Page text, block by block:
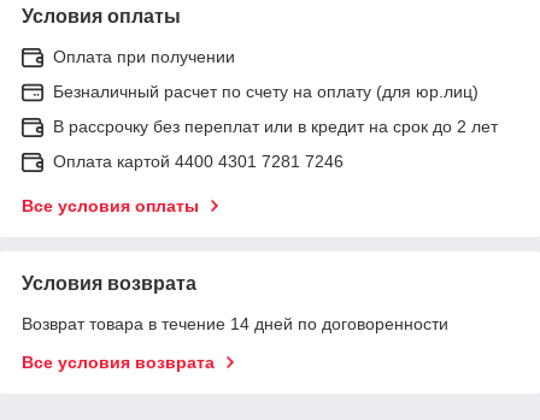
Условия оплаты
Оплата при получении
Безналичный расчет по счету на оплату (для юр.лиц)
В рассрочку без переплат или в кредит на срок до 2 лет
Оплата картой 4400 4301 7281 7246
Все условия оплаты
Условия возврата
Возврат товара в течение 14 дней по договоренности
Все условия возврата